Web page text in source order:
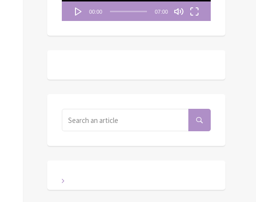
00:00 07:00